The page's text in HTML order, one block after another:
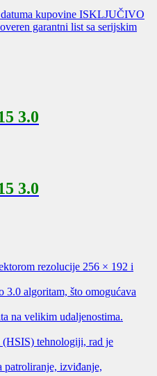
kupovine ISKLJUČIVO
garantni list sa serijskim
3.0
3.0
rezolucije 256 × 192 i
3.0 algoritam, što omogućava
na velikim udaljenostima.
(HSIS) tehnologiji, rad je
patroliranje, izviđanje,